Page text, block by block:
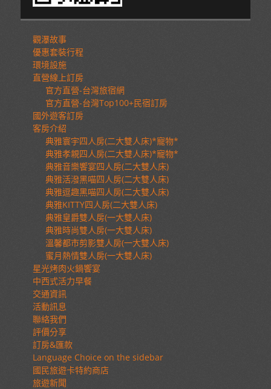
觀瀑故事
優惠套裝行程
環境設施
直營線上訂房
官方直營-台灣旅宿網
官方直營-台灣Top100+民宿訂房
國外遊客訂房
客房介紹
典雅寰宇四人房(二大雙人床)*寵物*
典雅孝親四人房(二大雙人床)*寵物*
典雅音樂饗宴四人房(二大雙人床)
典雅活潑黑喵四人房(二大雙人床)
典雅逗趣黑喵四人房(二大雙人床)
典雅KITTY四人房(二大雙人床)
典雅皇爵雙人房(一大雙人床)
典雅時尚雙人房(一大雙人床)
溫馨都市剪影雙人房(一大雙人床)
蜜月熱情雙人房(一大雙人床)
星光烤肉火鍋饗宴
中西式活力早餐
交通資訊
活動訊息
聯絡我們
評價分享
訂房&匯款
Language Choice on the sidebar
國民旅遊卡特約商店
旅遊新聞